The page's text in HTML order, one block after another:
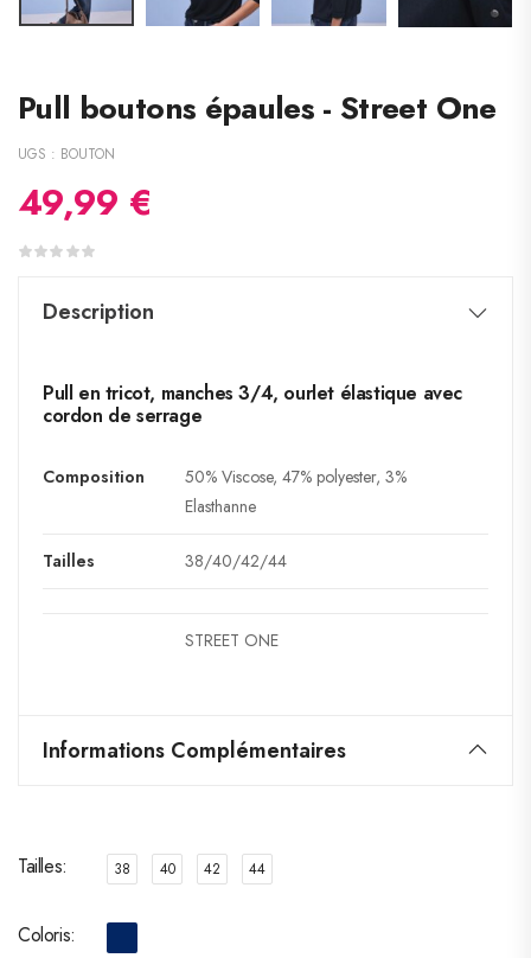
Pull boutons épaules - Street One
UGS : BOUTON
49,99 €
Description
Pull en tricot, manches 3/4, ourlet élastique avec
cordon de serrage
Composition
50% Viscose, 47% polyester, 3%
Elasthanne
Tailles 38/40/42/44
STREET ONE
Informations Complémentaires
Tailles 38 40 42 44
Coloris